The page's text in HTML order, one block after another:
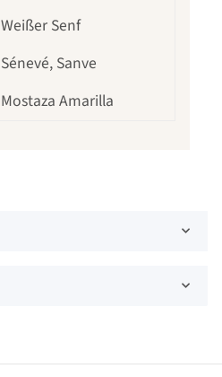
Weißer Senf
Sénevé, Sanve
Mostaza Amarilla